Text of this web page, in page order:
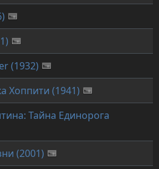
(1932)
Хоппити (1941)
Тайна Единорога
(2001)